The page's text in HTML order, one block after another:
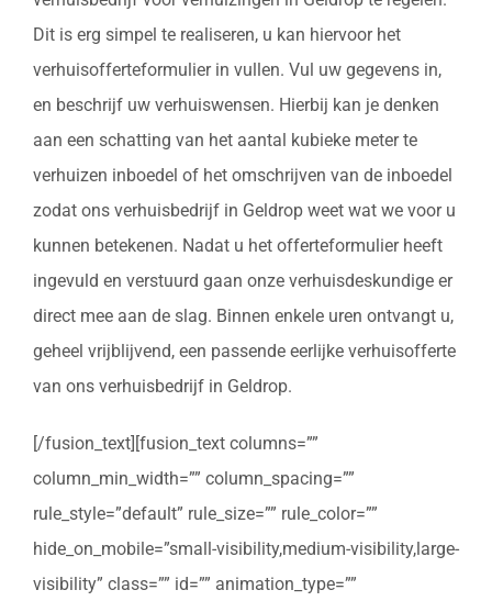
Dit is erg simpel te realiseren, u kan hiervoor het
verhuisofferteformulier in vullen. Vul uw gegevens in,
en beschrijf uw verhuiswensen. Hierbij kan je denken
aan een schatting van het aantal kubieke meter te
verhuizen inboedel of het omschrijven van de inboedel
zodat ons verhuisbedrijf in Geldrop weet wat we voor u
kunnen betekenen. Nadat u het offerteformulier heeft
ingevuld en verstuurd gaan onze verhuisdeskundige er
direct mee aan de slag. Binnen enkele uren ontvangt u,
geheel vrijblijvend, een passende eerlijke verhuisofferte
van ons verhuisbedrijf in Geldrop.
[/fusion_text][fusion_text columns=””
column_min_width=”” column_spacing=””
rule_style=”default” rule_size=”” rule_color=””
hide_on_mobile=”small-visibility,medium-visibility,large-
visibility” class=”” id=”” animation_type=””